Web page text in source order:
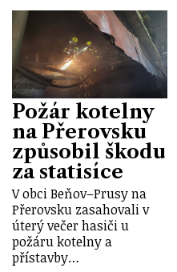
Požár kotelny
na Přerovsku
způsobil škodu
za statisíce
V obci Beňov–Prusy na
Přerovsku zasahovali v
úterý večer hasiči u
požáru kotelny a
přístavby…